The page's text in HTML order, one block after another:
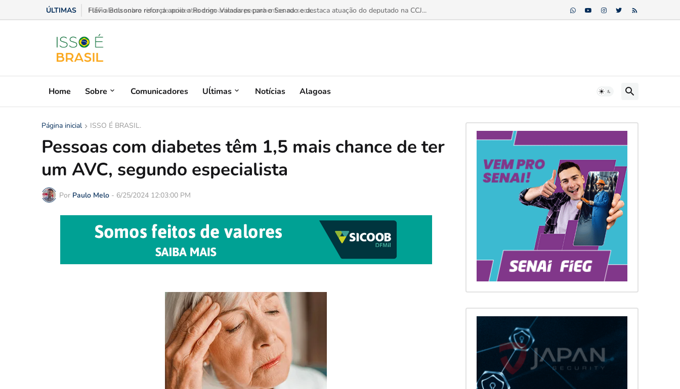
ÚLTIMAS Flávio Bolsonaro reforça apoio a Rodrigo Valadares para o Senado e destaca atuação do deputado na CCJ...
Home Sobre Comunicadores Uĺtimas Notícias Alagoas
Página inicial ISSO É BRASIL.
Pessoas com diabetes têm 1,5 mais chance de ter
um AVC, segundo especialista
Por Paulo Melo - 6/25/2024 12:03:00 PM